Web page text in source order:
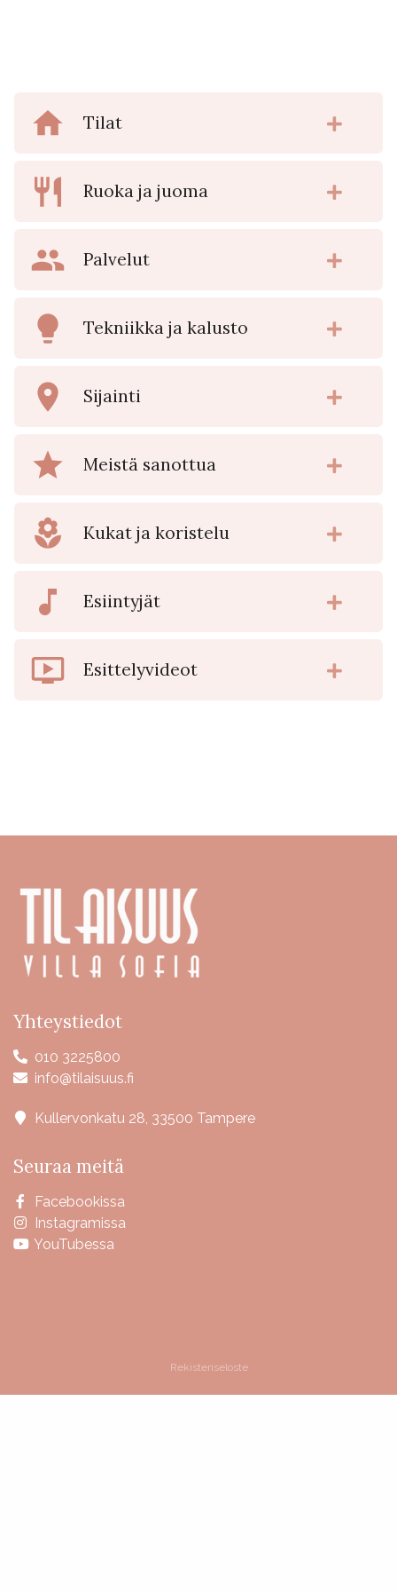
Tilat
Ruoka ja juoma
Palvelut
Tekniikka ja kalusto
Sijainti
Meistä sanottua
Kukat ja koristelu
Esiintyjät
Esittelyvideot
Yhteystiedot
010 3225800
info@tilaisuus.fi
Kullervonkatu 28, 33500 Tampere
Seuraa meitä
Facebookissa
Instagramissa
YouTubessa
Rekisteriseloste